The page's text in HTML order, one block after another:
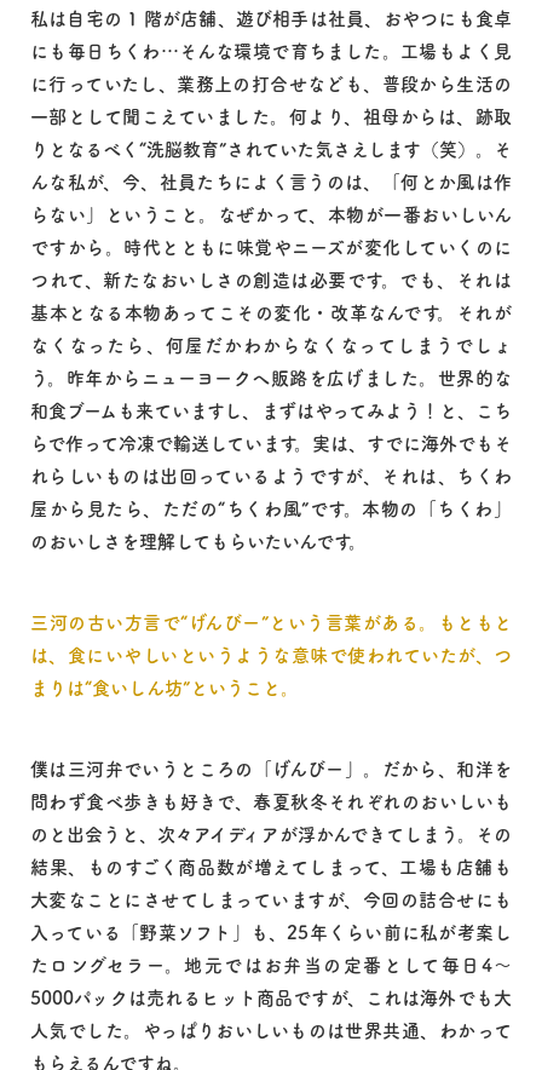
私は自宅の 1 階が店舗、遊び相手は社員、おやつにも食卓
にも毎日ちくわ…そんな環境で育ちました。工場もよく見
に行っていたし、業務上の打合せなども、普段から生活の
一部として聞こえていました。何より、祖母からは、跡取
りとなるべく“洗脳教育”されていた気さえします（笑）。そ
んな私が、今、社員たちによく言うのは、「何とか風は作
らない」ということ。なぜかって、本物が一番おいしいん
ですから。時代とともに味覚やニーズが変化していくのに
つれて、新たなおいしさの創造は必要です。でも、それは
基本となる本物あってこその変化・改革なんです。それが
なくなったら、何屋だかわからなくなってしまうでしょ
う。昨年からニューヨークへ販路を広げました。世界的な
和食ブームも来ていますし、まずはやってみよう！と、こち
らで作って冷凍で輸送しています。実は、すでに海外でもそ
れらしいものは出回っているようですが、それは、ちくわ
屋から見たら、ただの“ちくわ風”です。本物の「ちくわ」
のおいしさを理解してもらいたいんです。
三河の古い方言で“げんびー”という言葉がある。もともと
は、食にいやしいというような意味で使われていたが、つ
まりは“食いしん坊”ということ。
僕は三河弁でいうところの「げんびー」。だから、和洋を
問わず食べ歩きも好きで、春夏秋冬それぞれのおいしいも
のと出会うと、次々アイディアが浮かんできてしまう。その
結果、ものすごく商品数が増えてしまって、工場も店舗も
大変なことにさせてしまっていますが、今回の詰合せにも
入っている「野菜ソフト」も、25年くらい前に私が考案し
たロングセラー。地元ではお弁当の定番として毎日4〜
5000パックは売れるヒット商品ですが、これは海外でも大
人気でした。やっぱりおいしいものは世界共通、わかって
もらえるんですね。